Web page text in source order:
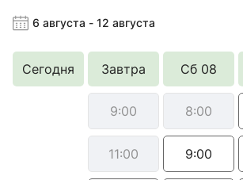
6 августа - 12 августа
Сегодня Завтра Сб 08
9:00
11:00
8:00
9:00